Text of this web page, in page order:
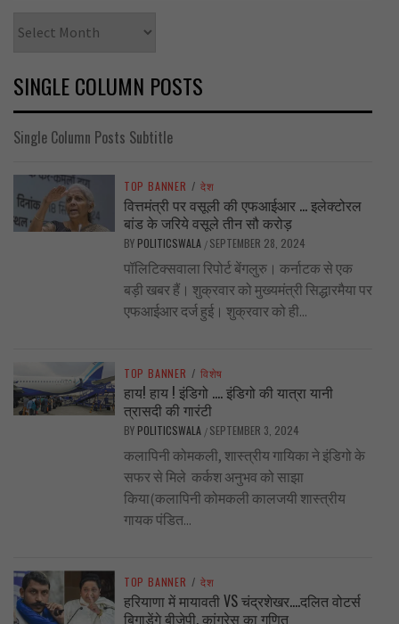
SINGLE COLUMN POSTS
Single Column Posts Subtitle
TOP BANNER / देश
वित्तमंत्री पर वसूली की एफआईआर … इलेक्टोरल
बांड के जरिये वसूले तीन सौ करोड़
BY POLITICSWALA / SEPTEMBER 28, 2024
पॉलिटिक्सवाला रिपोर्ट बेंगलुरु। कर्नाटक से एक
बड़ी खबर हैं। शुक्रवार को मुख्यमंत्री सिद्धारमैया पर
एफआईआर दर्ज हुई। शुक्रवार को ही...
TOP BANNER / विशेष
हाय! हाय ! इंडिगो …. इंडिगो की यात्रा यानी
त्रासदी की गारंटी
BY POLITICSWALA / SEPTEMBER 3, 2024
कलापिनी कोमकली, शास्त्रीय गायिका ने इंडिगो के
सफर से मिले कर्कश अनुभव को साझा
किया(कलापिनी कोमकली कालजयी शास्त्रीय
गायक पंडित...
TOP BANNER / देश
हरियाणा में मायावती VS चंद्रशेखर….दलित वोटर्स
बिगाड़ेंगे बीजेपी, कांग्रेस का गणित